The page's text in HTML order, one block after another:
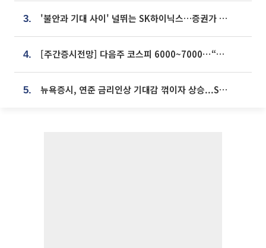
3. '불안과 기대 사이' 널뛰는 SK하이닉스…증권가 "HBM4·LTA 기반 펀터멘털 견고"
4. [주간증시전망] 다음주 코스피 6000~7000⋯“外人 수급은 정책이 변수”
5. 뉴욕증시, 연준 금리인상 기대감 꺾이자 상승...S&P500 사상 최고치 [종합]